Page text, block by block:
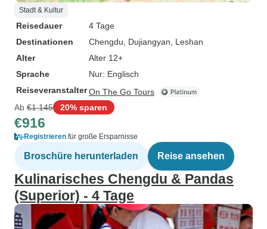
richtigen Leute
Stadt & Kultur
Reisedauer
4 Tage
Destinationen
Chengdu , Dujiangyan , Leshan
Alter
Alter 12+
Sprache
Nur: Englisch
ReiseveranstalterOn The Go Tours
Ab €1.145 20% sparen
€916
Registrieren für große Ersparnisse
Broschüre herunterladen Reise ansehen
Kulinarisches Chengdu & Pandas
(Superior) - 4 Tage